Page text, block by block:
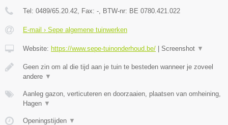
Tel: 0489/65.20.42 , Fax: - , BTW-nr: BE 0780.421.022
E-mail › Sepe algemene tuinwerken
Website: https://www.sepe-tuinonderhoud.be/ Screenshot ▼
Geen zin om al die tijd aan je tuin te besteden wanneer je zoveel
andere ▼
Aanleg gazon, verticuteren en doorzaaien, plaatsen van omheining,
Hagen ▼
Openingstijden ▼